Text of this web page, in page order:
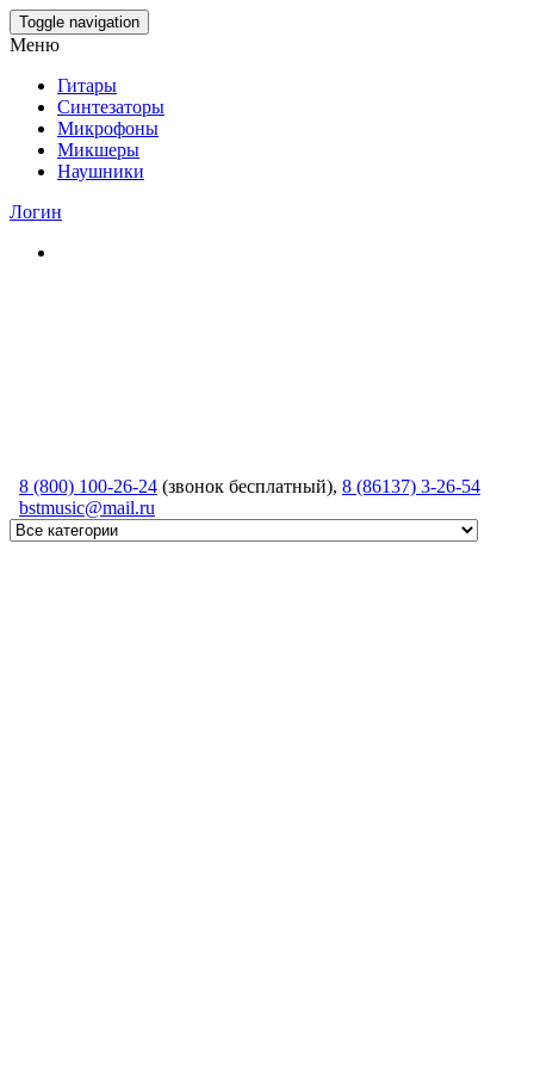
Skip
to
content
Toggle navigation
Меню
Гитары
Синтезаторы
Микрофоны
Микшеры
Наушники
Логин
8 (800) 100-26-24 (звонок бесплатный), 8 (86137) 3-26-54
bstmusic@mail.ru